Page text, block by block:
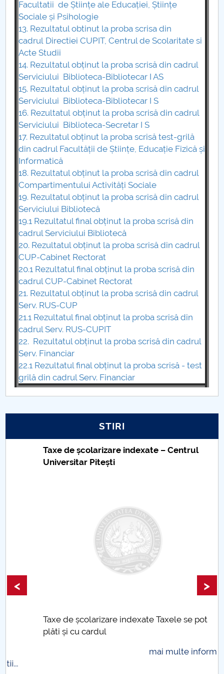
Facultatii deȘtiințe ale Educației, Științe
Sociale și Psihologie
13. Rezultatul obtinut la proba scrisa din
cadrul Directiei CUPIT, Centrul de Scolaritate si
Acte Studii
14. Rezultatul obținut la proba scrisădin cadrul
Serviciului Biblioteca-Bibliotecar I AS
15. Rezultatul obținut la proba scrisădin cadrul
Serviciului Biblioteca-Bibliotecar I S
16. Rezultatul obținut la proba scrisădin cadrul
Serviciului Biblioteca-Secretar I S
17. Rezultatul obținut la proba scrisă test-grilă
din cadrul Facultății de Științe, Educație Fizică și
Informatică
18. Rezultatul obținut la proba scrisă din cadrul
Compartimentului Activități Sociale
19. Rezultatul obținut la proba scrisă din cadrul
Serviciului Bibliotecă
19.1 Rezultatul final obținut la proba scrisă din
cadrul Serviciului Bibliotecă
20. Rezultatul obținut la proba scrisă din cadrul
CUP-Cabinet Rectorat
20.1 Rezultatul final obținut la proba scrisă din
cadrul CUP-Cabinet Rectorat
21. Rezultatul obținut la proba scrisă din cadrul
Serv. RUS-CUP
21.1 Rezultatul final obținut la proba scrisă din
cadrul Serv. RUS-CUPIT
22. Rezultatul obținut la proba scrisă din cadrul
Serv. Financiar
22.1 Rezultatul final obținut la proba scrisă - test
grilă din cadrul Serv. Financiar
STIRI
Taxe de școlarizare indexate – Centrul
Universitar Pitești
Taxe de școlarizare indexate Taxele se pot
plăti și cu cardul
mai multe informatii...
< >